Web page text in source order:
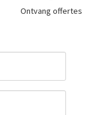
Ontvang offertes